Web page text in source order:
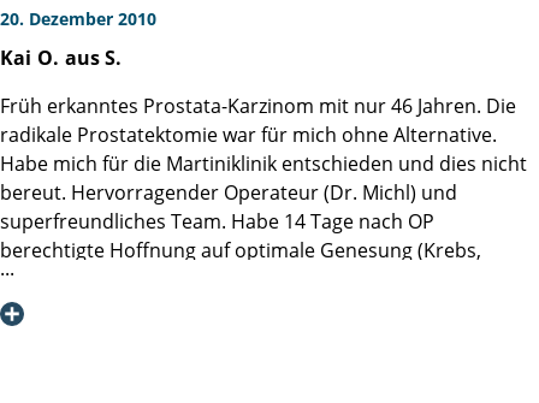
Internet fand ich dann die sehr ausführlichen
Darstellungen zu dieser Krankheit, sowie über die
exzellente Fachkompetenz der Martini-Klinik am UKE. Kurz
entschlossen wurde ich bereits am 03. März zu einem
Vorgespräch von dem Personal der Martini-Klinik sehr
zuvorkommend empfangen und optimal über alle
Möglichkeiten des medizinischen Eingriffs informiert.
Bestens vorbereitet wurde dann am 16. März die radikale
Prostatektomie von Herrn PD Dr. Steuber bei mir
durchgeführt. Anschließend hatte das Team des UKE mir
eine Reha in Badenweiler vermittelt und heute kann ich
sagen, alles konnte nicht besser ablaufen. Von Inkontinenz
20. Dezember 2010
Kai O. aus S.
Früh erkanntes Prostata-Karzinom mit nur 46 Jahren. Die
radikale Prostatektomie war für mich ohne Alternative.
Habe mich für die Martiniklinik entschieden und dies nicht
bereut. Hervorragender Operateur (Dr. Michl) und
superfreundliches Team. Habe 14 Tage nach OP
berechtigte Hoffnung auf optimale Genesung (Krebs,
Kontinenz, Potenz).